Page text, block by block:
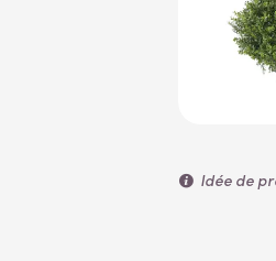
Idée de